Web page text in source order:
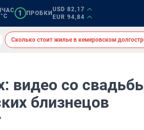
1 ПРОБКИ
USD 82,17
EUR 94,84
Сколько стоит жилье в кемеровском
видео со
близнецов